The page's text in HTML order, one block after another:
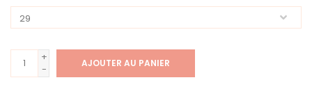
+
-
AJOUTER AU PANIER